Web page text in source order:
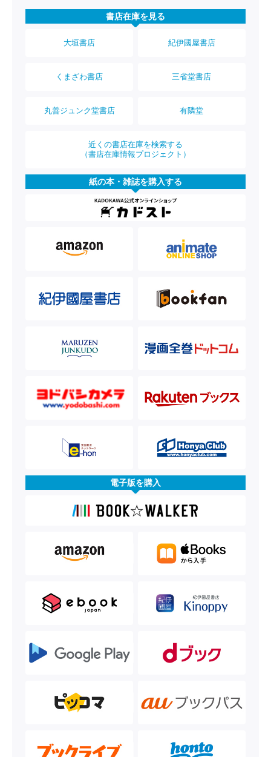
書店在庫を見る
大垣書店 紀伊國屋書店
くまざわ書店 三省堂書店
丸善ジュンク堂書店 有隣堂
近くの書店在庫を検索する
（書店在庫情報プロジェクト）
紙の本・雑誌を購入する
電子版を購入